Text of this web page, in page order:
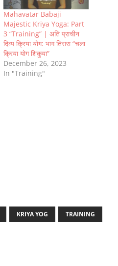
Mahavatar Babaji
Majestic Kriya Yoga: Part
3 “Training” | अति प्राचीन
दिव्य क्रिया योग: भाग तिसरा “चला
क्रिया योग शिकुया”
December 26, 2023
In "Training"
KRIYA YOG TRAINING